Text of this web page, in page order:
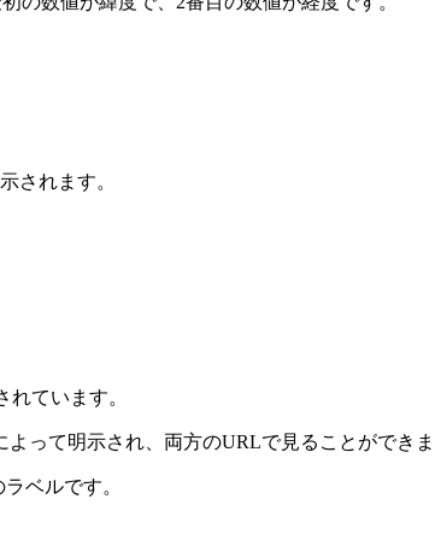
されます。
ています。
って明示され、両方のURLで見ることができ
ベルです。